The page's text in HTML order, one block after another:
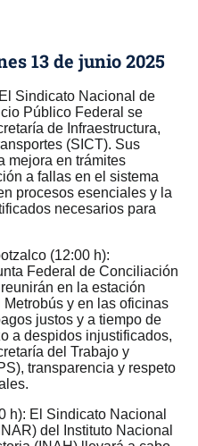
13 de junio 2025
Sindicato Nacional de
Público Federal se
de Infraestructura,
(SICT). Sus
mejora en trámites
a fallas en el sistema
procesos esenciales y la
necesarios para
(12:00 h):
Federal de Conciliación
en la estación
y en las oficinas
justos y a tiempo de
a despidos injustificados,
del Trabajo y
transparencia y respeto
h): El Sindicato Nacional
del Instituto Nacional